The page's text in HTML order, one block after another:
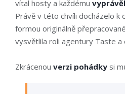
vítal hosty a každému
Právě v této chvíli docházelo k
formou originálně
vysvětlila roli agentury Taste a
Zkrácenou verzi pohádky si